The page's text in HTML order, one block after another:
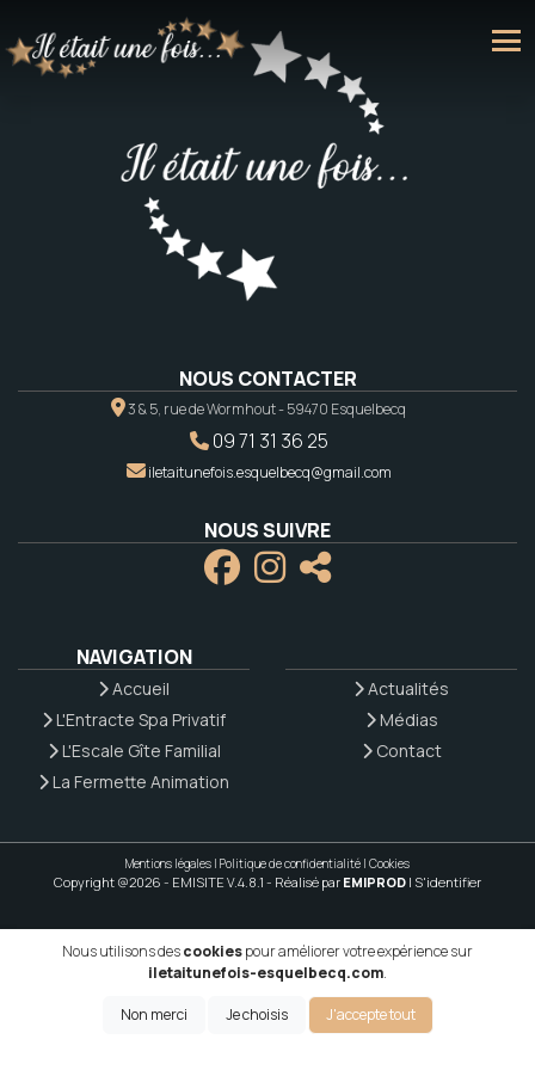
NOUS CONTACTER
3 & 5, rue de Wormhout - 59470 Esquelbecq
09 71 31 36 25
iletaitunefois.esquelbecq@gmail.com
NOUS SUIVRE
NAVIGATION
Accueil
L'Entracte Spa Privatif
L'Escale Gîte Familial
La Fermette Animation
Actualités
Médias
Contact
Mentions légales | Politique de confidentialité | Cookies
Copyright @2026 - EMISITE V.4.8.1 - Réalisé par EMIPROD | S'identifier
Nous utilisons descookiespour améliorer votre expérience sur
iletaitunefois-esquelbecq.com.
Non merci Je choisis J'accepte tout